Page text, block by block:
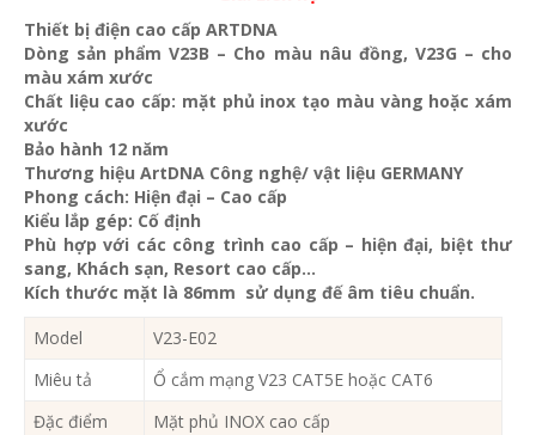
Thiết bị điện cao cấp ARTDNA
Dòng sản phẩm V23B – Cho màu nâu đồng, V23G – cho
màu xám xước
Chất liệu cao cấp: mặt phủ inox tạo màu vàng hoặc xám
xước
Bảo hành 12 năm
Thương hiệu ArtDNA Công nghệ/ vật liệu GERMANY
Phong cách: Hiện đại – Cao cấp
Kiểu lắp gép: Cố định
Phù hợp với các công trình cao cấp – hiện đại, biệt thư
sang, Khách sạn, Resort cao cấp…
Kích thước mặt là 86mm sử dụng đế âm tiêu chuẩn.
Model
V23-E02
Miêu tả
Ổ cắm mạng V23 CAT5E hoặc CAT6
Đặc điểm
Mặt phủ INOX cao cấp